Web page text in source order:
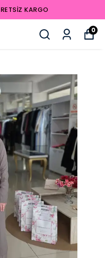
KARGO
0